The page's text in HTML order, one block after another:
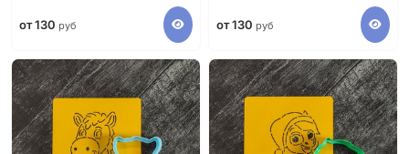
от 130 руб от 130 руб